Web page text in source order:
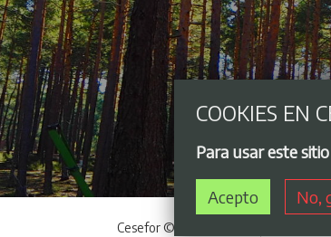
Cesefor © 2021 - 2026
COOKIES EN
Para usar este
Acepto No,